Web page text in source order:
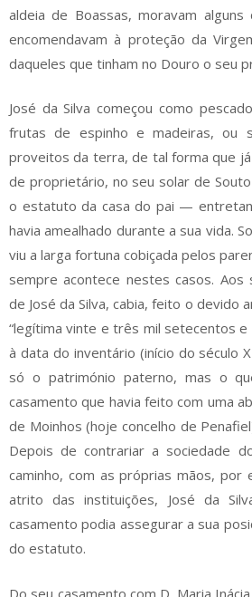
aldeia de Boassas, moravam
encomendavam à proteção da
daqueles que tinham no Douro o seu
José da Silva começou como
frutas de espinho e madeiras, ou
proveitos da terra, de tal forma que
de proprietário, no seu solar de
o estatuto da casa do pai —
havia amealhado durante a sua vida.
viu a larga fortuna cobiçada pelos
sempre acontece nestes casos.
de José da Silva, cabia, feito o devido
“legítima vinte e três mil setecentos e
à data do inventário (início do século
só o património paterno, mas o
casamento que havia feito com uma
de Moinhos (hoje concelho de
Depois de contrariar a sociedade
caminho, com as próprias mãos,
atrito das instituições, José da
casamento podia assegurar a sua
do estatuto.
Do seu casamento com D. Maria